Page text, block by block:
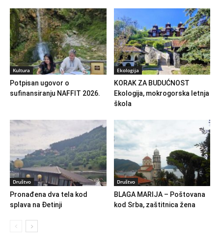
Kultura
Potpisan ugovor o
sufinansiranju NAFFIT 2026.
Ekologija
KORAK ZA BUDUĆNOST
Ekologija, mokrogorska letnja
škola
Društvo
Pronađena dva tela kod
splava na Đetinji
Društvo
BLAGA MARIJA – Poštovana
kod Srba, zaštitnica žena